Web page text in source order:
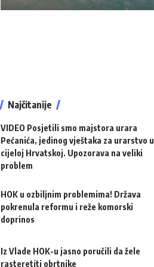
Najčitanije
VIDEO Posjetili smo majstora urara
Pećanića, jedinog vještaka za urarstvo u
cijeloj Hrvatskoj. Upozorava na veliki
problem
HOK u ozbiljnim problemima! Država
pokrenula reformu i reže komorski
doprinos
Iz Vlade HOK-u jasno poručili da žele
rasteretiti obrtnike